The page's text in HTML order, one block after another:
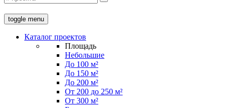
toggle menu
Каталог проектов
Площадь
Небольшие
До 100 м²
До 150 м²
До 200 м²
От 200 до 250 м²
От 300 м²